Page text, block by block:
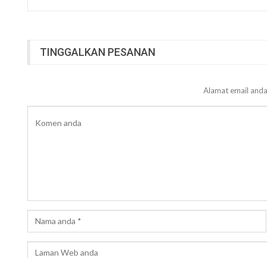
TINGGALKAN PESANAN
Alamat email